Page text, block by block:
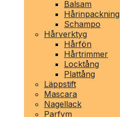
Balsam
Hårinpackning
Schampo
Hårverktyg
Hårfön
Hårtrimmer
Locktång
Plattång
Läppstift
Mascara
Nagellack
Parfym